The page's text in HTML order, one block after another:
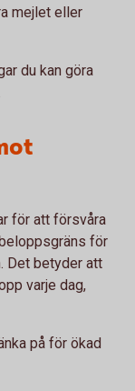
mejlet eller
du kan göra
för att försvåra
för
Det betyder att
varje dag,
på för ökad